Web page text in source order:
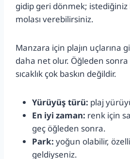
gidip geri dönmek;
molası verebilirsiniz.
Manzara için plajın uçlarına
daha net olur. Öğleden
sıcaklık çok baskın değildir.
Yürüyüş türü: plaj
En iyi zaman: renk için
geç öğleden sonra.
Park: yoğun olabilir,
geldiyseniz.